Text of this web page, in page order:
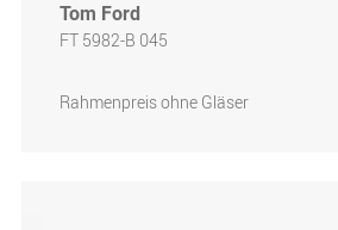
Tom Ford
FT 5982-B 045
Rahmenpreis ohne Gläser